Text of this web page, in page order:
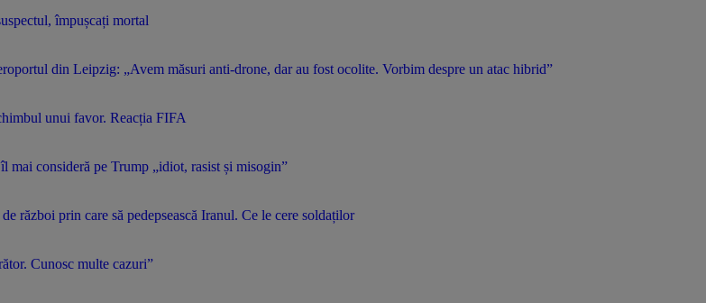
împușcați mortal
din Leipzig: „Avem măsuri anti-drone, dar au fost ocolite. Vorbim despre un atac hibrid”
unui favor. Reacția FIFA
mai consideră pe Trump „idiot, rasist și misogin”
război prin care să pedepsească Iranul. Ce le cere soldaților
Cunosc multe cazuri”